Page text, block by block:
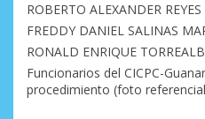
ROBERTO ALEXANDER
FREDDY DANIEL SALINAS
RONALD ENRIQUE
Funcionarios del CICPC-
procedimiento (foto